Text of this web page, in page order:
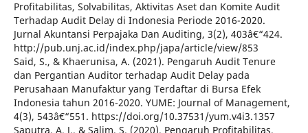
Profitabilitas, Solvabilitas, Aktivitas Aset dan Komite Audit
Terhadap Audit Delay di Indonesia Periode 2016-2020.
Jurnal Akuntansi Perpajaka Dan Auditing, 3(2), 403â€“424.
http://pub.unj.ac.id/index.php/japa/article/view/853
Said, S., & Khaerunisa, A. (2021). Pengaruh Audit Tenure
dan Pergantian Auditor terhadap Audit Delay pada
Perusahaan Manufaktur yang Terdaftar di Bursa Efek
Indonesia tahun 2016-2020. YUME: Journal of Management,
4(3), 543â€“551. https://doi.org/10.37531/yum.v4i3.1357
Saputra, A. J., & Salim, S. (2020). Pengaruh Profitabilitas,